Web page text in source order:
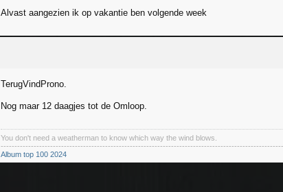
Alvast aangezien ik op vakantie ben volgende week
TerugVindProno.
Nog maar 12 daagjes tot de Omloop.
You don't need a weatherman to know which way the wind blows.
Album top 100 2024